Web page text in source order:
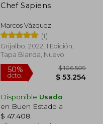
Chef Sapiens
Marcos Vázquez
(1)
Grijalbo, 2022, 1 Edición,
Tapa Blanda, Nuevo
Disponible Usado
en Buen Estado a
$ 47.408